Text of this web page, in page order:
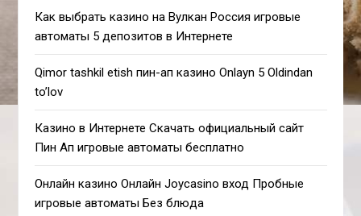
Как выбрать казино на Вулкан Россия игровые
автоматы 5 депозитов в Интернете
Qimor tashkil etish пин-ап казино Onlayn 5 Oldindan
to’lov
Казино в Интернете Скачать официальный сайт
Пин Ап игровые автоматы бесплатно
Онлайн казино Онлайн Joycasino вход Пробные
игровые автоматы Без блюда